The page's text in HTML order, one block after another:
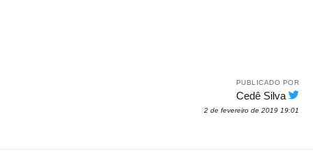
PUBLICADO POR
Cedê Silva
2 de fevereiro de 2019 19:01